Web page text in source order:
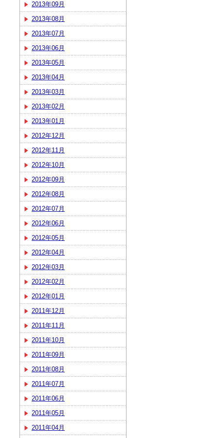
2013年09月
2013年08月
2013年07月
2013年06月
2013年05月
2013年04月
2013年03月
2013年02月
2013年01月
2012年12月
2012年11月
2012年10月
2012年09月
2012年08月
2012年07月
2012年06月
2012年05月
2012年04月
2012年03月
2012年02月
2012年01月
2011年12月
2011年11月
2011年10月
2011年09月
2011年08月
2011年07月
2011年06月
2011年05月
2011年04月